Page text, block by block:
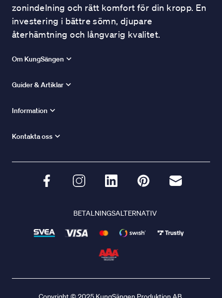
zonindelning och rätt komfort för din kropp. En
investering i bättre sömn, djupare
återhämtning och långvarig kvalitet.
Om KungSängen
Guider & Artiklar
Information
Kontakta oss
BETALNINGSALTERNATIV